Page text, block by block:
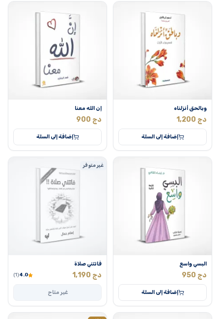
وبالحق أنزلناه
1,200 دج
إضافة إلى السلة
إن الله معنا
900 دج
إضافة إلى السلة
البسي واسع
950 دج
إضافة إلى السلة
غير متوفر
فاتتني صلاة
1,190 دج 4.0
(1)
غير متاح